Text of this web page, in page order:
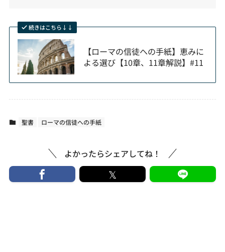
続きはこちら↓↓
【ローマの信徒への手紙】恵みに
よる選び【10章、11章解説】#11
聖書 ローマの信徒への手紙
よかったらシェアしてね！